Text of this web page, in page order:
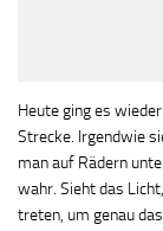
Heute ging es
Strecke. Irgendwie
man auf Rädern
wahr. Sieht das
treten, um genau